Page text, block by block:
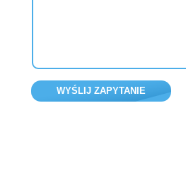
WYŚLIJ ZAPYTANIE